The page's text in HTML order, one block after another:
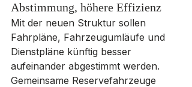
Abstimmung, höhere Effizienz
Mit der neuen Struktur sollen
Fahrpläne, Fahrzeugumläufe und
Dienstpläne künftig besser
aufeinander abgestimmt werden.
Gemeinsame Reservefahrzeuge